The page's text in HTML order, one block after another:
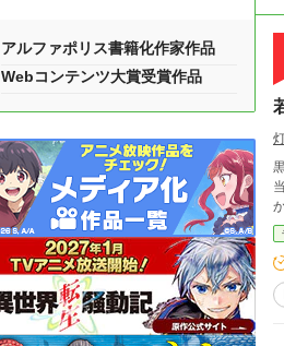
アルファポリス書籍化作家作品
Webコンテンツ大賞受賞作品